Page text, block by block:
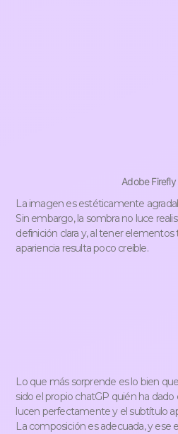
Adobe Firefly
La imagen es estéticamente
Sin embargo, la sombra no luce
definición clara y, al tener
apariencia resulta poco creíble.
Lo que más sorprende es lo bien
sido el propio chatGP quién ha dado
lucen perfectamente y el subtítulo
La composición es adecuada, y ese